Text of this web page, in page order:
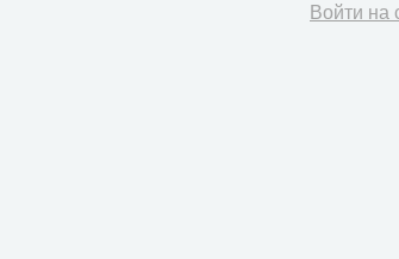
Войти на